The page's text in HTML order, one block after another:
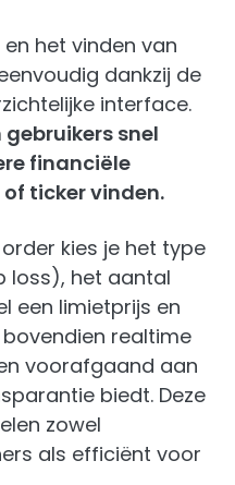
het vinden van
dankzij de
interface.
snel
financiële
ticker vinden.
kies je het type
loss), het aantal
een limietprijs en
bovendien realtime
voorafgaand aan
biedt. Deze
zowel
als efficiënt voor